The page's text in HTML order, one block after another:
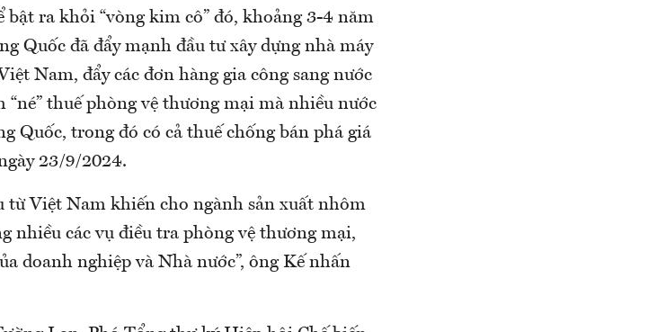
ra khỏi “vòng kim cô” đó, khoảng 3-4 năm
Quốc đã đẩy mạnh đầu tư xây dựng nhà máy
Nam, đẩy các đơn hàng gia công sang nước
thuế phòng vệ thương mại mà nhiều nước
Quốc, trong đó có cả thuế chống bán phá giá
23/9/2024.
từ Việt Nam khiến cho ngành sản xuất nhôm
nhiều các vụ điều tra phòng vệ thương mại,
doanh nghiệp và Nhà nước”, ông Kế nhấn